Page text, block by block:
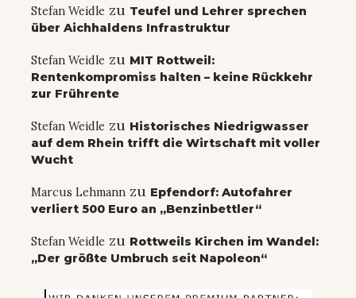
Stefan Weidle zu Teufel und Lehrer sprechen
über Aichhaldens Infrastruktur
Stefan Weidle zu MIT Rottweil:
Rentenkompromiss halten – keine Rückkehr
zur Frührente
Stefan Weidle zu Historisches Niedrigwasser
auf dem Rhein trifft die Wirtschaft mit voller
Wucht
Marcus Lehmann zu Epfendorf: Autofahrer
verliert 500 Euro an „Benzinbettler“
Stefan Weidle zu Rottweils Kirchen im Wandel:
„Der größte Umbruch seit Napoleon“